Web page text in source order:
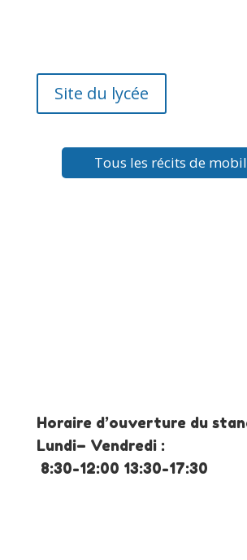
Site du lycée
Tous les récits de
Horaire d’ouverture du
Lundi– Vendredi :
8:30-12:00 13:30-17:30